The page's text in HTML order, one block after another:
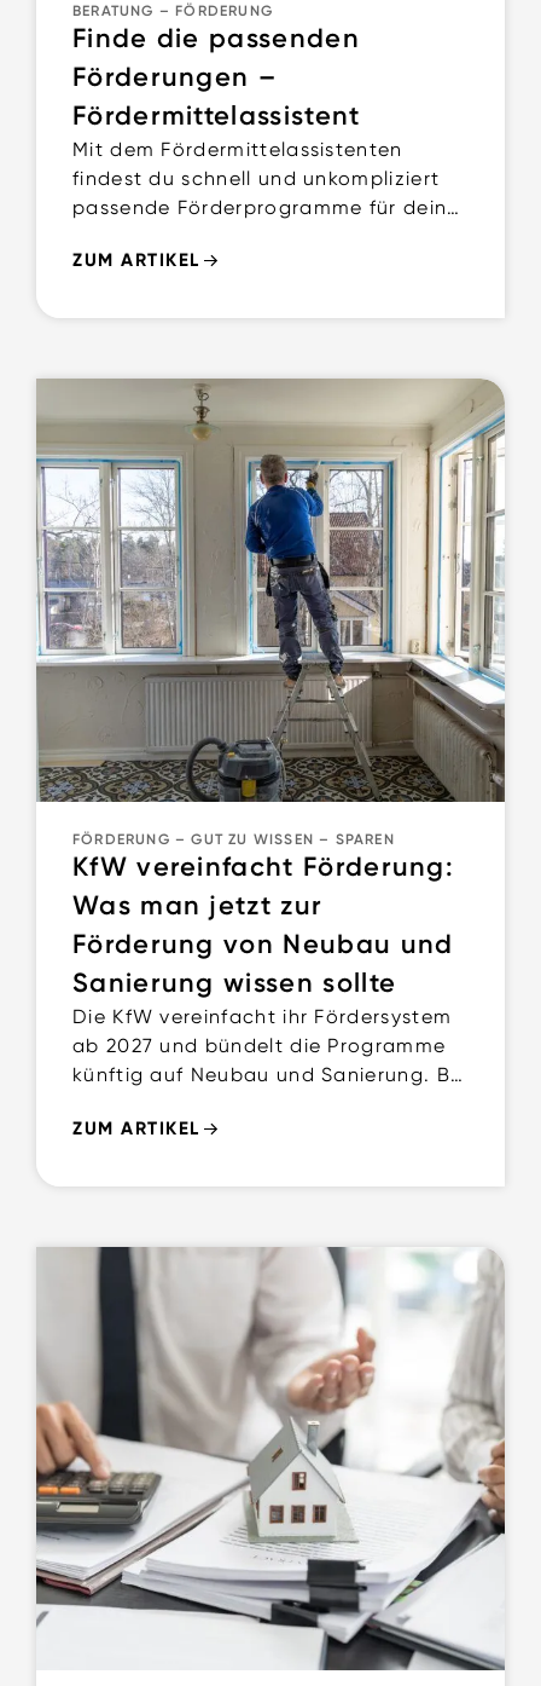
BERATUNG –FÖRDERUNG
Finde die passenden
Förderungen –
Fördermittelassistent
Mit dem Fördermittelassistenten
findest du schnell und unkompliziert
passende Förderprogramme für dein
erhältst du eine übersichtliche
ZUM ARTIKEL
FÖRDERUNG –GUT ZU WISSEN – SPAREN
KfW vereinfacht Förderung:
Was man jetzt zur
Förderung von Neubau und
Sanierung wissen sollte
Die KfW vereinfacht ihr Fördersystem
ab 2027 und bündelt die Programme
künftig auf Neubau und Sanierung. Bis
alle aktuellen Förderungen bestehen,
energetische Sanierungen im Rahmen
ZUM ARTIKEL